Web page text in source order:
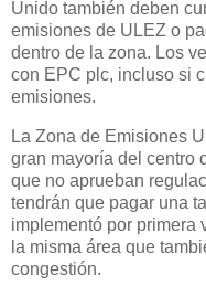
Unido también deben
emisiones de ULEZ o
dentro de la zona. Los
con EPC plc, incluso si
emisiones.
La Zona de Emisiones
gran mayoría del centro
que no aprueban
tendrán que pagar una
implementó por primera
la misma área que
congestión.